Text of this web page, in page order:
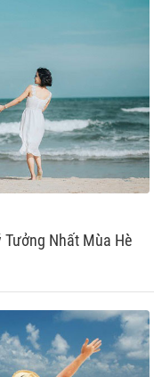
Nhất Mùa Hè